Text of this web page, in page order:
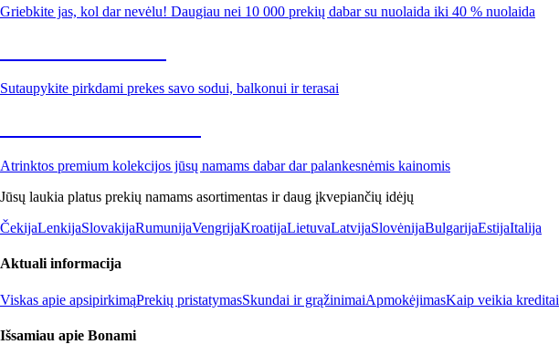
Griebkite jas, kol dar nevėlu! Daugiau nei 10 000 prekių dabar su nuolaida iki 40 % nuolaida
Sutaupykite pirkdami prekes savo sodui, balkonui ir terasai
Atrinktos premium kolekcijos jūsų namams dabar dar palankesnėmis kainomis
Jūsų laukia platus prekių namams asortimentas ir daug įkvepiančių idėjų
ČekijaLenkijaSlovakijaRumunijaVengrijaKroatijaLietuvaLatvijaSlovėnijaBulgarijaEstijaItalija
Aktuali informacija
Viskas apie apsipirkimąPrekių pristatymasSkundai ir grąžinimaiApmokėjimasKaip veikia kreditai
Išsamiau apie Bonami